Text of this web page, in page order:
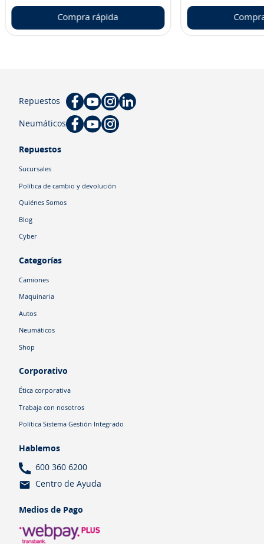
Compra rápida
Repuestos
Neumáticos
Repuestos
Sucursales
Política de cambio y devolución
Quiénes Somos
Blog
Cyber
Categorías
Camiones
Maquinaria
Autos
Neumáticos
Shop
Corporativo
Ética corporativa
Trabaja con nosotros
Política Sistema Gestión Integrado
Hablemos
600 360 6200
Centro de Ayuda
Medios de Pago